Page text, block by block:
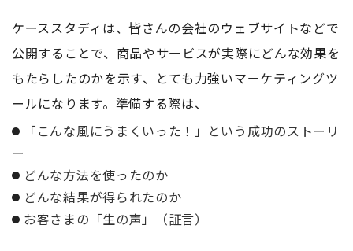
ケーススタディは、皆さんの会社のウェブサイトなどで
公開することで、商品やサービスが実際にどんな効果を
もたらしたのかを示す、とても力強いマーケティングツ
ールになります。準備する際は、
「こんな風にうまくいった！」という成功のストーリ
ー
どんな方法を使ったのか
どんな結果が得られたのか
お客さまの「生の声」（証言）